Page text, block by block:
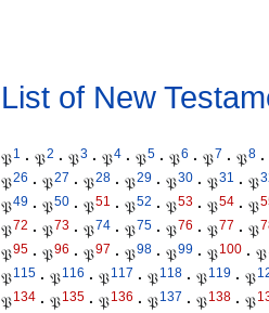
List of New
𝔓1 · 𝔓2 · 𝔓3 · 𝔓4 · 𝔓5 · 𝔓6 · 𝔓7 · 𝔓8 ·
𝔓26 · 𝔓27 · 𝔓28 · 𝔓29 · 𝔓30 · 𝔓31 · 𝔓
𝔓49 · 𝔓50 · 𝔓51 · 𝔓52 · 𝔓53 · 𝔓54 · 𝔓
𝔓72 · 𝔓73 · 𝔓74 · 𝔓75 · 𝔓76 · 𝔓77 · 𝔓
𝔓95 · 𝔓96 · 𝔓97 · 𝔓98 · 𝔓99 · 𝔓100 · 𝔓
𝔓115 · 𝔓116 · 𝔓117 · 𝔓118 · 𝔓119 · 𝔓
𝔓134 · 𝔓135 · 𝔓136 · 𝔓137 · 𝔓138 · 𝔓